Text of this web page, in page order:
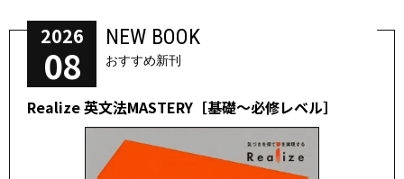
2026
08
NEW BOOK
おすすめ新刊
Realize 英文法MASTERY［基礎～必修レベル］